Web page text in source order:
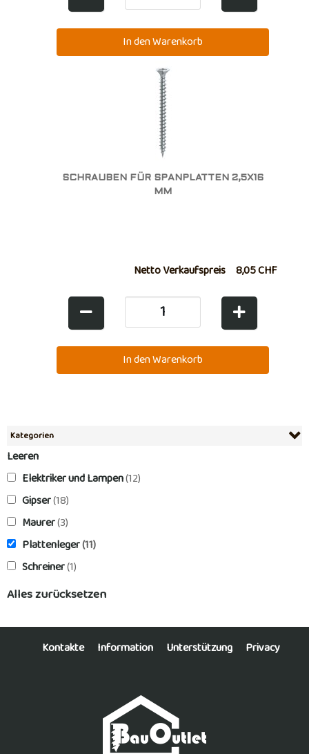
Kategorien
Leeren
Elektriker und Lampen(12)
Gipser(18)
Maurer(3)
Plattenleger(11)
Schreiner(1)
Alles zurücksetzen
SCHRAUBEN FÜR SPANPLATTEN 2,5X16
MM
Netto Verkaufspreis 8,05 CHF
Kontakte Information Unterstützung Privacy